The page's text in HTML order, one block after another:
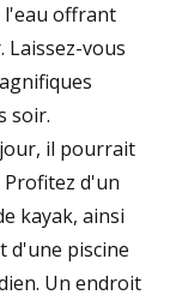
l'eau offrant
Laissez-vous
soir.
il pourrait
d'un
kayak, ainsi
d'une piscine
Un endroit